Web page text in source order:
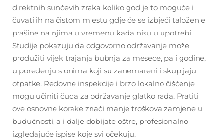
direktnih sunčevih zraka koliko god je to moguće i
čuvati ih na čistom mjestu gdje će se izbjeći taloženje
prašine na njima u vremenu kada nisu u upotrebi.
Studije pokazuju da odgovorno održavanje može
produžiti vijek trajanja bubnja za mesece, pa i godine,
u poređenju s onima koji su zanemareni i skupljaju
otpatke. Redovne inspekcije i brzo lokalno čišćenje
mogu učiniti čuda za održavanje glatko rada. Pratiti
ove osnovne korake znači manje troškova zamjene u
budućnosti, a i dalje dobijate oštre, profesionalno
izgledajuće ispise koje svi očekuju.